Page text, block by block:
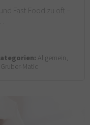
Fast Food zu oft –
Allgemein,
Matic